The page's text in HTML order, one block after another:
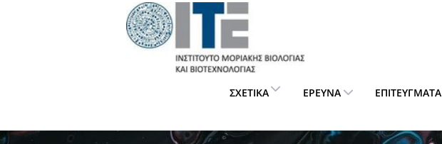
ΣΧΕΤΙΚΆ ΈΡΕΥΝΑ ΕΠΙΤΕΎΓΜΑΤΑ